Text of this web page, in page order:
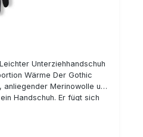
Unterziehhandschuh
Wärme Der Gothic
Merinowolle und
Handschuh. Er fügt sich
an Zeigefinger- und